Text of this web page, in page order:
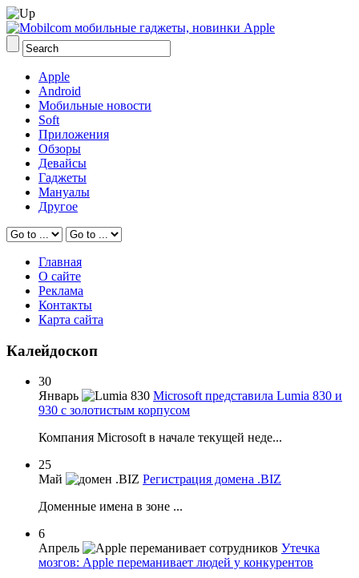
Apple
Android
Мобильные новости
Soft
Приложения
Обзоры
Девайсы
Гаджеты
Мануалы
Другое
Главная
О сайте
Реклама
Контакты
Карта сайта
Калейдоскоп
30
Январь
Microsoft представила Lumia 830 и
930 с золотистым корпусом
Компания Microsoft в начале текущей неде...
25
Май
Регистрация домена .BIZ
Доменные имена в зоне ...
6
Апрель
Утечка
мозгов: Apple переманивает людей у конкурентов